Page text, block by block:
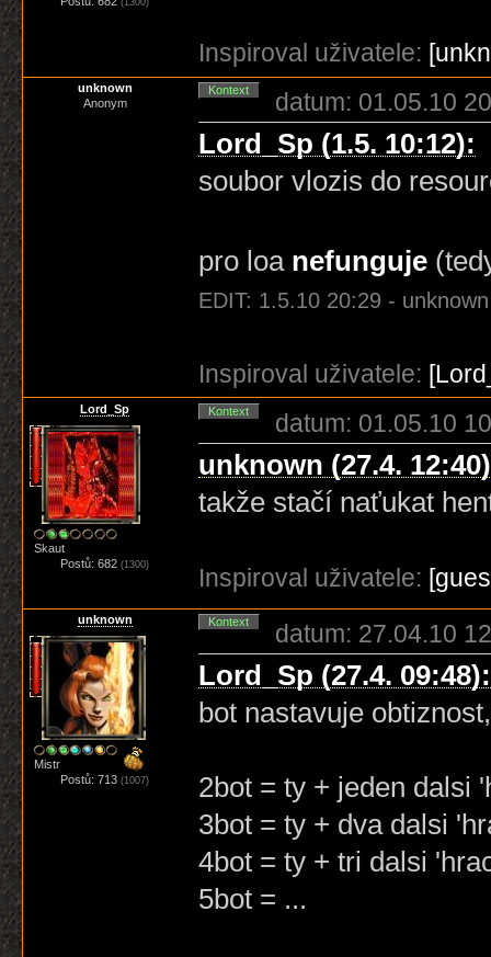
Inspiroval uživatele:
unknown
Anonym
Kontext datum: 01.05.10
Lord_Sp (1.5. 10:12):
soubor vlozis do
pro loa nefunguje
EDIT: 1.5.10 20:29 - unknown
Inspiroval uživatele:
Lord_Sp
Skaut
Postů: 682(1300)
Kontext datum: 01.05.10
unknown (27.4.
takže stačí naťukat
Inspiroval uživatele:
unknown
Mistr
Postů: 713(1007)
Kontext datum: 27.04.10
Lord_Sp (27.4. 09:48):
bot nastavuje
2bot = ty + jeden dalsi
3bot = ty + dva dalsi
4bot = ty + tri dalsi
5bot = ...